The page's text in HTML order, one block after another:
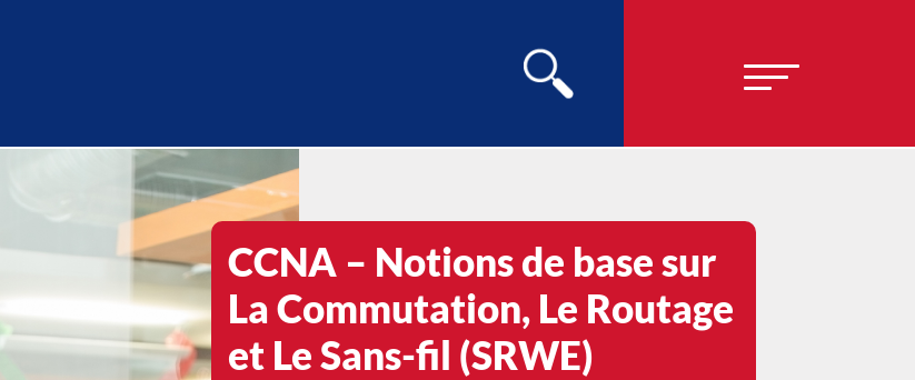
CCNA – Notions de base sur
La Commutation, Le Routage
et Le Sans-fil (SRWE)